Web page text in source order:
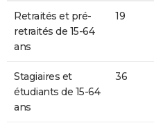
Retraités et pré-
retraités de 15-64
ans
19
Stagiaires et
étudiants de 15-64
ans
36